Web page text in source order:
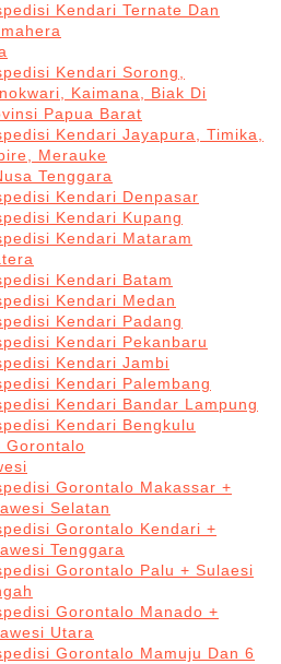
Kendari Ternate Dan
Kendari Sorong,
Kaimana, Biak Di
Papua Barat
Kendari Jayapura, Timika,
Merauke
Tenggara
Kendari Denpasar
Kendari Kupang
Kendari Mataram
Kendari Batam
Kendari Medan
Kendari Padang
Kendari Pekanbaru
Kendari Jambi
Kendari Palembang
Kendari Bandar Lampung
Kendari Bengkulu
Gorontalo
Gorontalo Makassar +
Selatan
Gorontalo Kendari +
Tenggara
Gorontalo Palu + Sulaesi
Gorontalo Manado +
Utara
Gorontalo Mamuju Dan 6